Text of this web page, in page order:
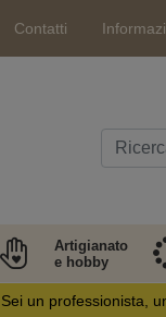
Contatti
Artigianato
e hobby
Sei un professionista,